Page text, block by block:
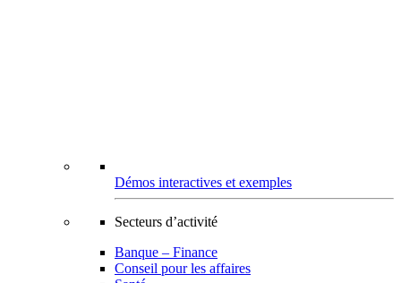
Démos interactives et exemples
Secteurs d’activité
Banque – Finance
Conseil pour les affaires